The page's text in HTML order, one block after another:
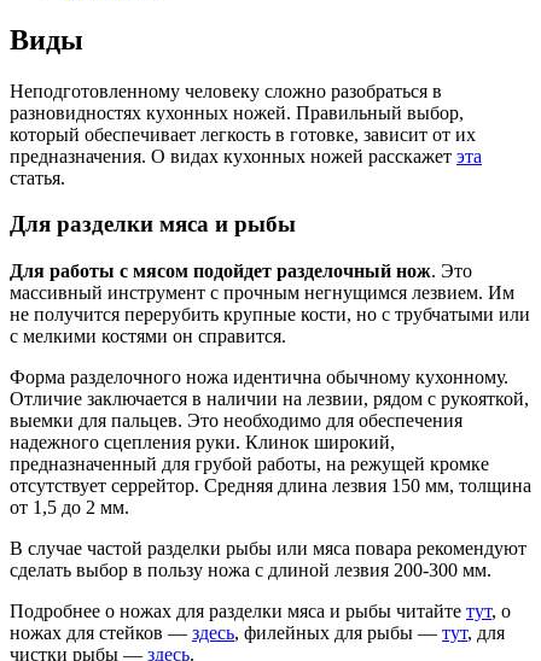
Виды
Неподготовленному человеку сложно разобраться в
разновидностях кухонных ножей. Правильный выбор,
который обеспечивает легкость в готовке, зависит от их
предназначения. О видах кухонных ножей расскажет эта
статья.
Для разделки мяса и рыбы
Для работы с мясом подойдет разделочный нож. Это
массивный инструмент с прочным негнущимся лезвием. Им
не получится перерубить крупные кости, но с трубчатыми или
с мелкими костями он справится.
Форма разделочного ножа идентична обычному кухонному.
Отличие заключается в наличии на лезвии, рядом с рукояткой,
выемки для пальцев. Это необходимо для обеспечения
надежного сцепления руки. Клинок широкий,
предназначенный для грубой работы, на режущей кромке
отсутствует серрейтор. Средняя длина лезвия 150 мм, толщина
от 1,5 до 2 мм.
В случае частой разделки рыбы или мяса повара рекомендуют
сделать выбор в пользу ножа с длиной лезвия 200-300 мм.
Подробнее о ножах для разделки мяса и рыбы читайте тут, о
ножах для стейков — здесь, филейных для рыбы — тут, для
чистки рыбы — здесь.